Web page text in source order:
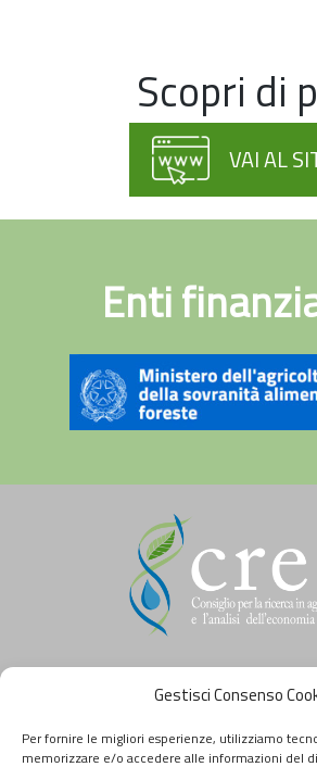
Gestisci Consenso
Per fornire le migliori esperienze, utilizziamo
memorizzare e/o accedere alle informazioni del
Scopri di
VAI AL
Enti
Questo sito è